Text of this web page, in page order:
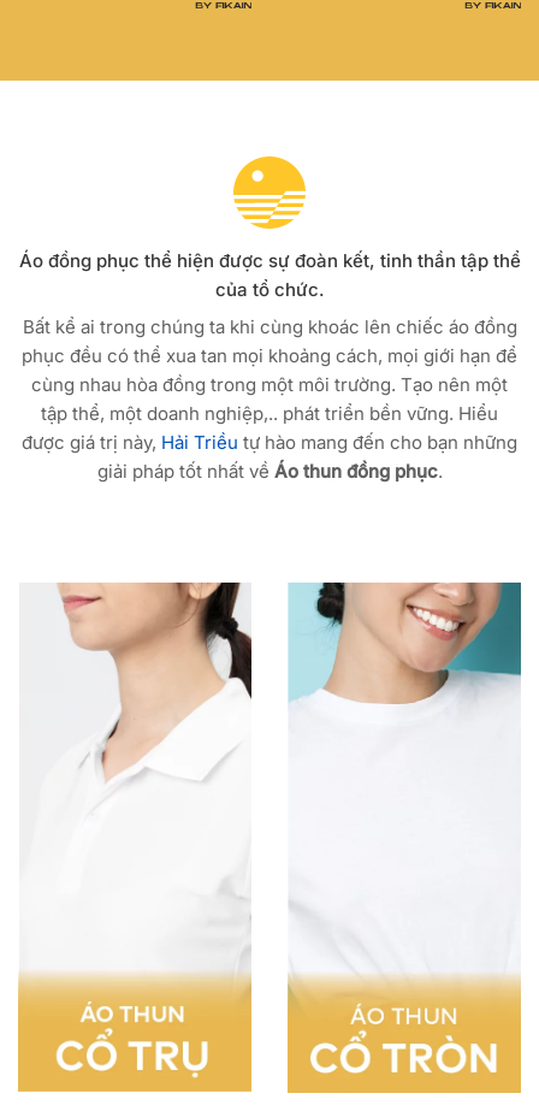
Áo đồng phục thể hiện được sự đoàn kết, tinh thần tập thể
của tổ chức.
Bất kể ai trong chúng ta khi cùng khoác lên chiếc áo đồng
phục đều có thể xua tan mọi khoảng cách, mọi giới hạn để
cùng nhau hòa đồng trong một môi trường. Tạo nên một
tập thể, một doanh nghiệp,.. phát triển bền vững. Hiểu
được giá trị này, Hải Triều tự hào mang đến cho bạn những
giải pháp tốt nhất về Áo thun đồng phục.